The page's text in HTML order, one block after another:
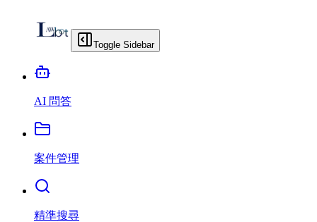
Toggle Sidebar
AI 問答
案件管理
精準搜尋